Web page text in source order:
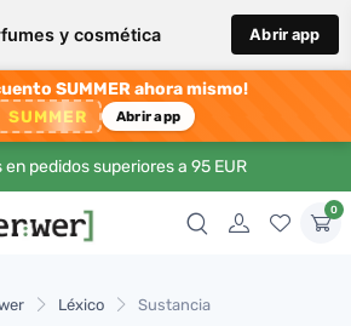
y cosmética Abrir app
SUMMER ahora mismo!
SUMMER Abrir app
en pedidos superiores a 95 EUR
0
Léxico Sustancia